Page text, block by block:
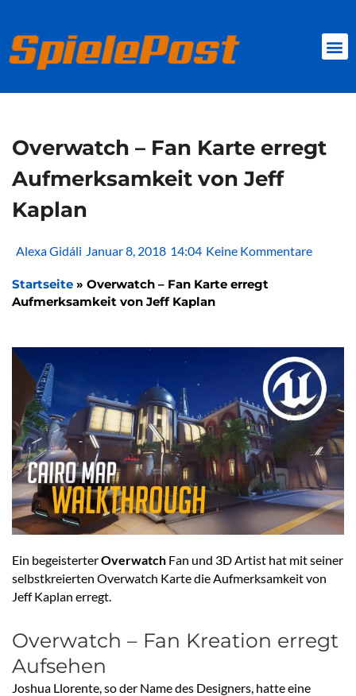
springen
Overwatch – Fan Karte erregt
Aufmerksamkeit von Jeff
Kaplan
Alexa Gidáli Januar 8, 2018 14:04 Keine Kommentare
Startseite » Overwatch – Fan Karte erregt
Aufmerksamkeit von Jeff Kaplan
Ein begeisterterOverwatch Fan und 3D Artist hat mit seiner
selbstkreierten Overwatch Karte die Aufmerksamkeit von
Jeff Kaplan erregt.
Overwatch – Fan Kreation erregt
Aufsehen
Joshua Llorente, so der Name des Designers, hatte eine